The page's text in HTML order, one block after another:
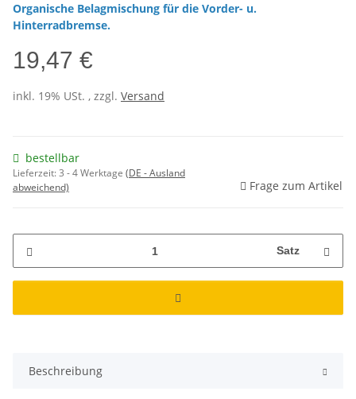
Organische Belagmischung für die Vorder- u.
Hinterradbremse.
19,47 €
inkl. 19% USt. , zzgl. Versand
bestellbar
Lieferzeit:3 - 4 Werktage (DE - Ausland
abweichend)
Frage zum Artikel
Satz
Beschreibung